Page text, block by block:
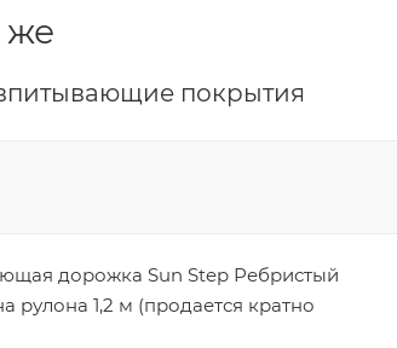
же
покрытия
дорожка Sun Step Ребристый
рулона 1,2 м (продается кратно